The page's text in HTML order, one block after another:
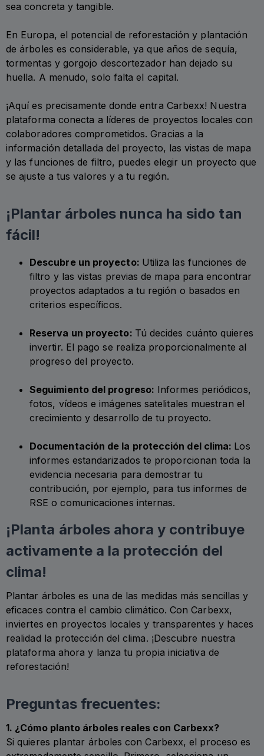
sea concreta y tangible.
En Europa, el potencial de reforestación y plantación
de árboles es considerable, ya que años de sequía,
tormentas y gorgojo descortezador han dejado su
huella. A menudo, solo falta el capital.
¡Aquí es precisamente donde entra Carbexx! Nuestra
plataforma conecta a líderes de proyectos locales con
colaboradores comprometidos. Gracias a la
información detallada del proyecto, las vistas de mapa
y las funciones de filtro, puedes elegir un proyecto que
se ajuste a tus valores y a tu región.
¡Plantar árboles nunca ha sido tan
fácil!
Descubre un proyecto: Utiliza las funciones de
filtro y las vistas previas de mapa para encontrar
proyectos adaptados a tu región o basados en
criterios específicos.
Reserva un proyecto: Tú decides cuánto quieres
invertir. El pago se realiza proporcionalmente al
progreso del proyecto.
Seguimiento del progreso: Informes periódicos,
fotos, vídeos e imágenes satelitales muestran el
crecimiento y desarrollo de tu proyecto.
Documentación de la protección del clima: Los
informes estandarizados te proporcionan toda la
evidencia necesaria para demostrar tu
contribución, por ejemplo, para tus informes de
RSE o comunicaciones internas.
¡Planta árboles ahora y contribuye
activamente a la protección del
clima!
Plantar árboles es una de las medidas más sencillas y
eficaces contra el cambio climático. Con Carbexx,
inviertes en proyectos locales y transparentes y haces
realidad la protección del clima. ¡Descubre nuestra
plataforma ahora y lanza tu propia iniciativa de
reforestación!
Preguntas frecuentes:
1. ¿Cómo planto árboles reales con Carbexx?
Si quieres plantar árboles con Carbexx, el proceso es